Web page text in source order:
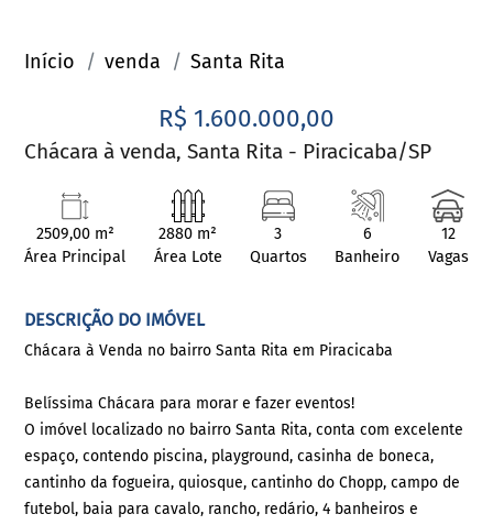
Início venda Santa Rita
R$ 1.600.000,00
Chácara à venda, Santa Rita - Piracicaba/SP
2509,00 m²
Área Principal
2880 m²
Área Lote
3
Quartos
6
Banheiro
12
Vagas
DESCRIÇÃO DO IMÓVEL
Chácara à Venda no bairro Santa Rita em Piracicaba
Belíssima Chácara para morar e fazer eventos!
O imóvel localizado no bairro Santa Rita, conta com excelente
espaço, contendo piscina, playground, casinha de boneca,
cantinho da fogueira, quiosque, cantinho do Chopp, campo de
futebol, baia para cavalo, rancho, redário, 4 banheiros e